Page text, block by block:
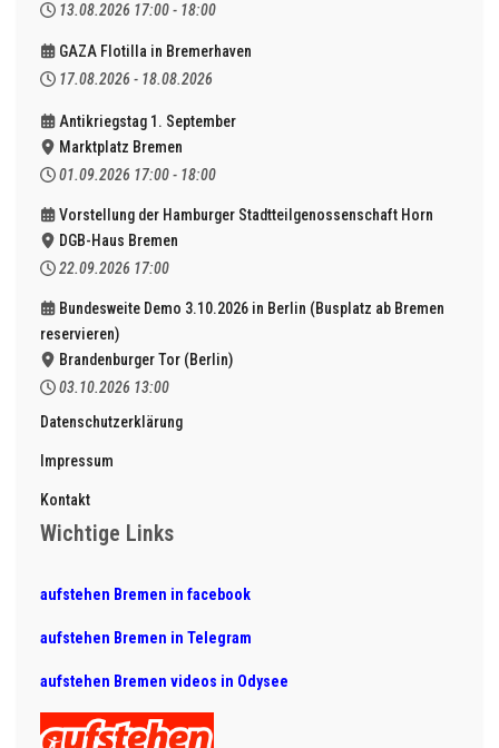
13.08.2026 17:00 - 18:00
GAZA Flotilla in Bremerhaven
17.08.2026 - 18.08.2026
Antikriegstag 1. September
Marktplatz Bremen
01.09.2026 17:00 - 18:00
Vorstellung der Hamburger Stadtteilgenossenschaft Horn
DGB-Haus Bremen
22.09.2026 17:00
Bundesweite Demo 3.10.2026 in Berlin (Busplatz ab Bremen
reservieren)
Brandenburger Tor (Berlin)
03.10.2026 13:00
Datenschutzerklärung
Impressum
Kontakt
Wichtige Links
aufstehen Bremen in facebook
aufstehen Bremen in Telegram
aufstehen Bremen videos in Odysee